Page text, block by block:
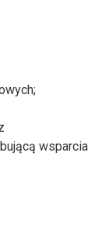
wsparcia